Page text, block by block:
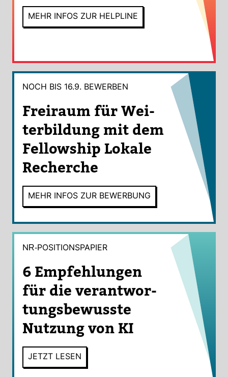
MEHR INFOS ZUR HEL­PLINE
NOCH BIS 16.9. BEWERBEN
Frei­raum für Wei­
ter­bil­dung mit dem
Fel­low­ship Lokale
Recherche
MEHR INFOS ZUR BEWER­BUNG
NR-​POSI­TI­ONS­PA­PIER
6 Emp­feh­lungen
für die ver­ant­wor­
tungs­be­wusste
Nut­zung von KI
JETZT LESEN